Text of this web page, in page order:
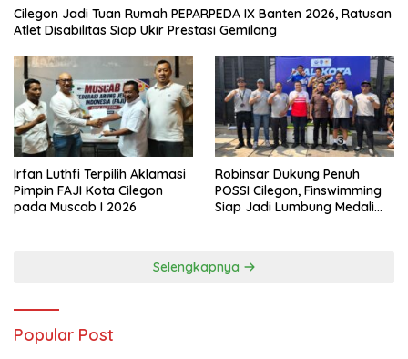
Cilegon Jadi Tuan Rumah PEPARPEDA IX Banten 2026, Ratusan
Atlet Disabilitas Siap Ukir Prestasi Gemilang
Irfan Luthfi Terpilih Aklamasi
Pimpin FAJI Kota Cilegon
pada Muscab I 2026
Robinsar Dukung Penuh
POSSI Cilegon, Finswimming
Siap Jadi Lumbung Medali
Selengkapnya
Popular Post